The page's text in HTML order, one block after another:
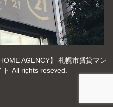
AGENCY】 札幌市賃貸マン
All rights reseved.